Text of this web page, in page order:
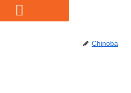
Chinoba